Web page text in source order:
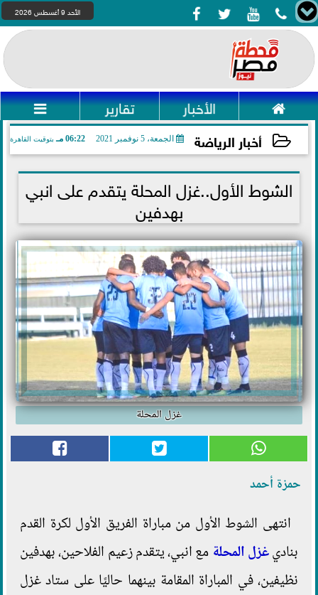
    الأحد 9 أغسطس 2026
 الأخبار تقارير 
أخبار الرياضة الجمعة، 5 نوفمبر 2021 06:22 مـ بتوقيت القاهرة
2021-11-05 18:22:46
الشوط الأول..غزل المحلة يتقدم على انبي
بهدفين
غزل المحلة
حمزة أحمد
انتهى الشوط الأول من مباراة الفريق الأول لكرة القدم
بناديغزل المحلة مع انبي، يتقدم زعيم الفلاحين، بهدفين
نظيفين، في المباراة المقامة بينهما حاليًا على ستاد غزل